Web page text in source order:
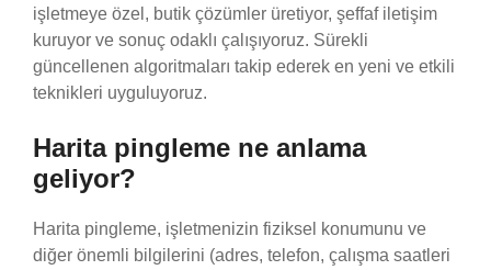
işletmeye özel, butik çözümler üretiyor, şeffaf iletişim
kuruyor ve sonuç odaklı çalışıyoruz. Sürekli
güncellenen algoritmaları takip ederek en yeni ve etkili
teknikleri uyguluyoruz.
Harita pingleme ne anlama
geliyor?
Harita pingleme, işletmenizin fiziksel konumunu ve
diğer önemli bilgilerini (adres, telefon, çalışma saatleri